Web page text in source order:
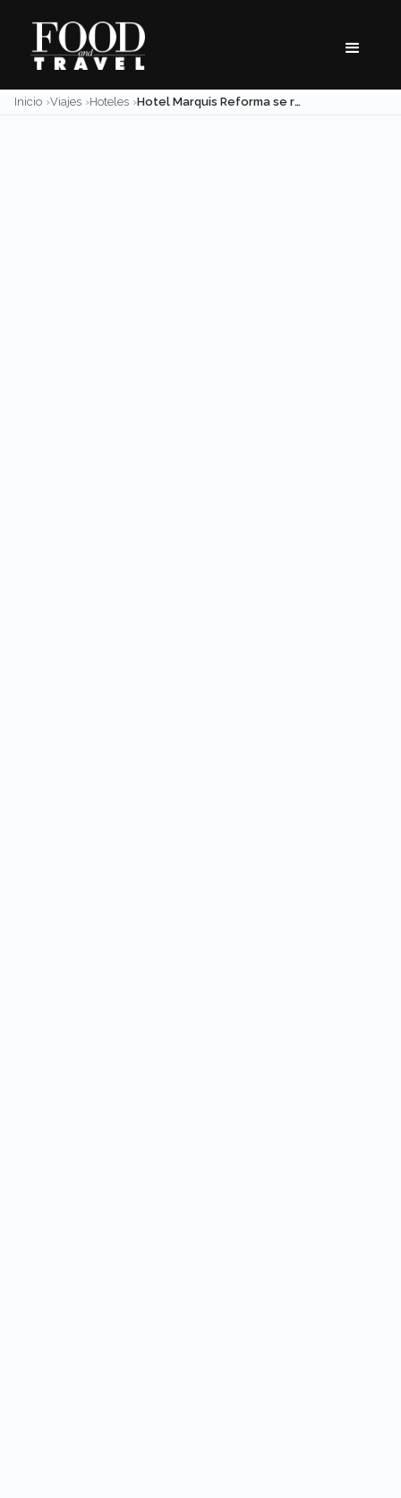
content
Inicio Viajes Hoteles Hotel Marquis Reforma se renueva con nuevo chef y remodelación de sus instalaciones